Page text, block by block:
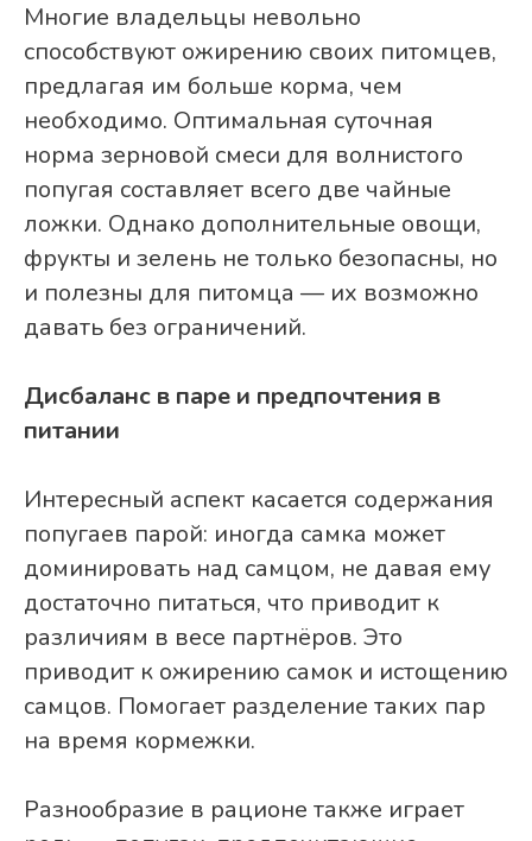
Многие владельцы невольно
способствуют ожирению своих питомцев,
предлагая им больше корма, чем
необходимо. Оптимальная суточная
норма зерновой смеси для волнистого
попугая составляет всего две чайные
ложки. Однако дополнительные овощи,
фрукты и зелень не только безопасны, но
и полезны для питомца — их возможно
давать без ограничений.
Дисбаланс в паре и предпочтения в
питании
Интересный аспект касается содержания
попугаев парой: иногда самка может
доминировать над самцом, не давая ему
достаточно питаться, что приводит к
различиям в весе партнёров. Это
приводит к ожирению самок и истощению
самцов. Помогает разделение таких пар
на время кормежки.
Разнообразие в рационе также играет